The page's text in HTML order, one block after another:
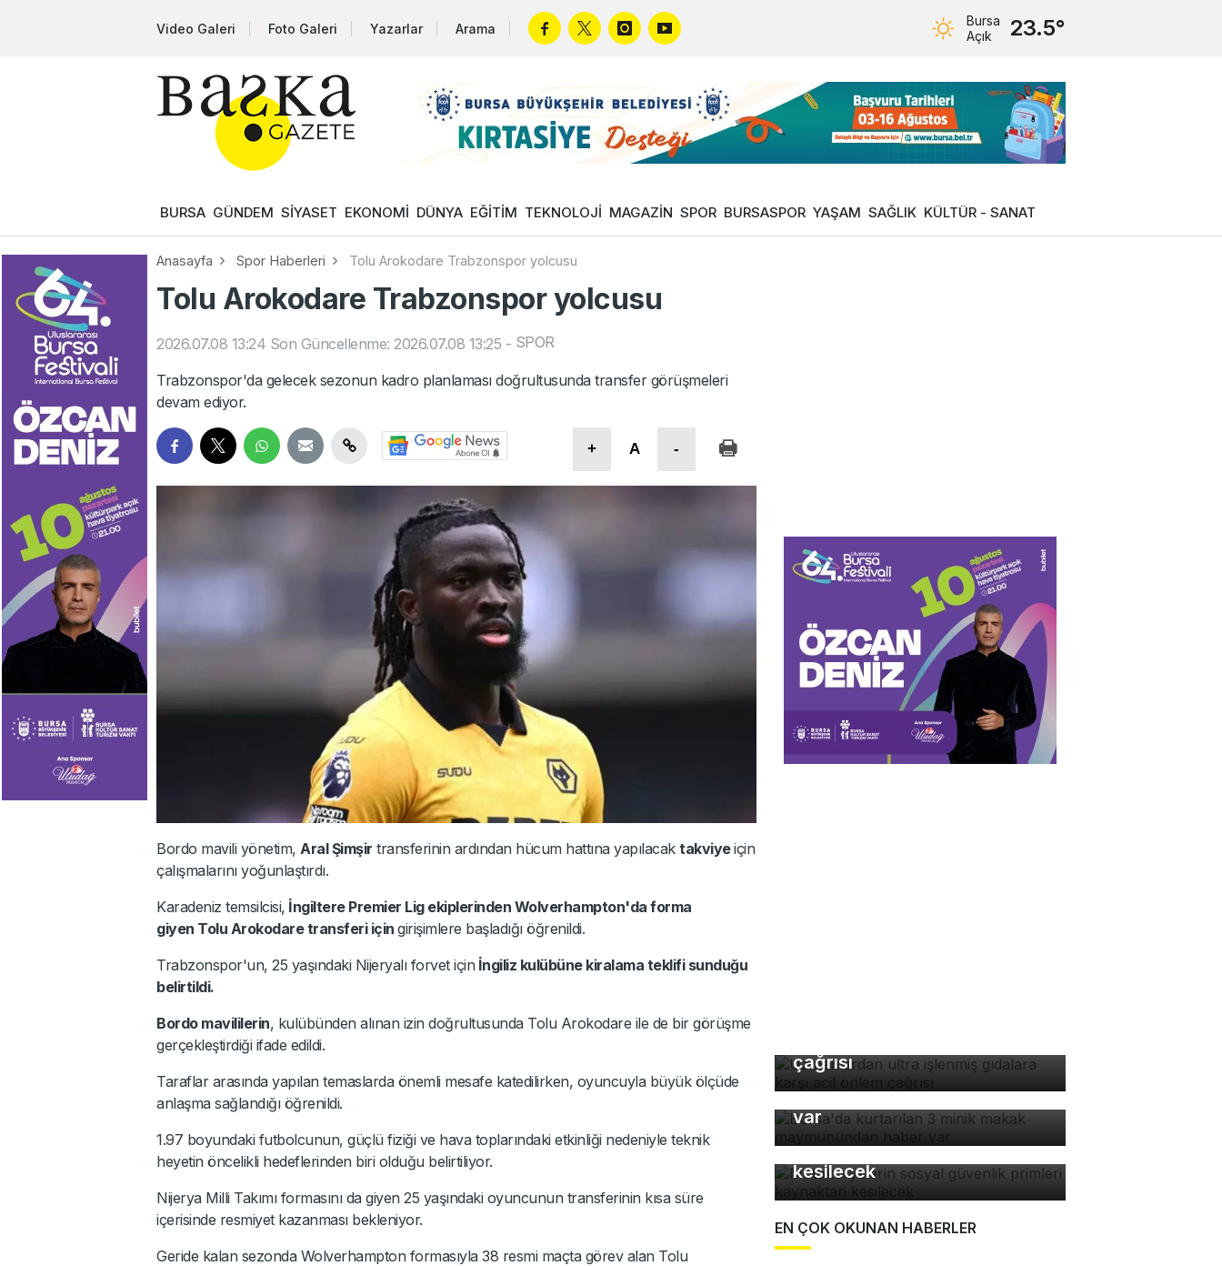
Video Galeri Foto Galeri Yazarlar Arama
Bursa
Açık
23.5°
BURSA GÜNDEM SİYASET EKONOMİ DÜNYA EĞİTİM TEKNOLOJİ MAGAZİN SPOR BURSASPOR YAŞAM SAĞLIK KÜLTÜR - SANAT
Anasayfa Spor Haberleri Tolu Arokodare Trabzonspor yolcusu
Tolu Arokodare Trabzonspor yolcusu
2026.07.08 13:24 Son Güncellenme: 2026.07.08 13:25 - SPOR
Trabzonspor'da gelecek sezonun kadro planlaması doğrultusunda transfer görüşmeleri
devam ediyor.
+ A -
Bordo mavili yönetim, Aral Şimşir transferinin ardından hücum hattına yapılacak takviyeiçin
çalışmalarını yoğunlaştırdı.
Karadeniz temsilcisi, İngiltere Premier Lig ekiplerinden Wolverhampton'da forma
giyen Tolu Arokodare transferi için girişimlere başladığı öğrenildi.
Trabzonspor'un, 25 yaşındaki Nijeryalı forvet için İngiliz kulübüne kiralama teklifi sunduğu
belirtildi.
Bordo mavililerin, kulübünden alınan izin doğrultusunda Tolu Arokodare ile de bir görüşme
gerçekleştirdiği ifade edildi.
Taraflar arasında yapılan temaslarda önemli mesafe katedilirken, oyuncuyla büyük ölçüde
anlaşma sağlandığı öğrenildi.
1.97 boyundaki futbolcunun, güçlü fiziği ve hava toplarındaki etkinliği nedeniyle teknik
heyetin öncelikli hedeflerinden biri olduğu belirtiliyor.
Nijerya Milli Takımı formasını da giyen 25 yaşındaki oyuncunun transferinin kısa süre
içerisinde resmiyet kazanması bekleniyor.
Geride kalan sezonda Wolverhampton formasıyla 38 resmi maçta görev alan Tolu
çağrısı
Bursa'da kurtarılan 3 minik
makak maymunundan haber
var
Motokuryelerin sosyal
güvenlik primleri kaynaktan
kesilecek
EN ÇOK OKUNAN HABERLER